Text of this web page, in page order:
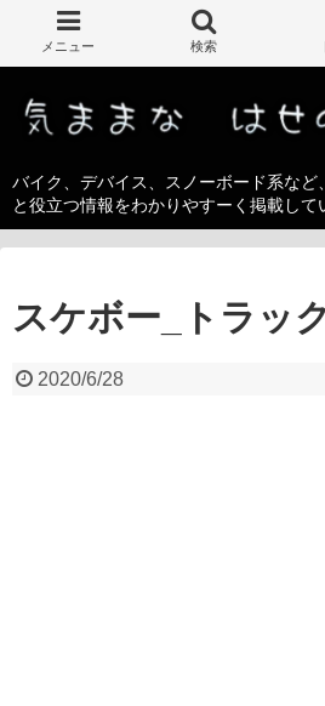
バイク、デバイス、スノーボード系など
と役立つ情報をわかりやすーく掲載して
スケボー_トラッ
2020/6/28